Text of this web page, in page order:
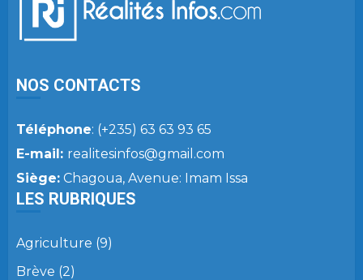
NOS CONTACTS
Téléphone: (+235) 63 63 93 65
E-mail: realitesinfos@gmail.com
Siège: Chagoua, Avenue: Imam Issa
LES RUBRIQUES
Agriculture (9)
Brève (2)